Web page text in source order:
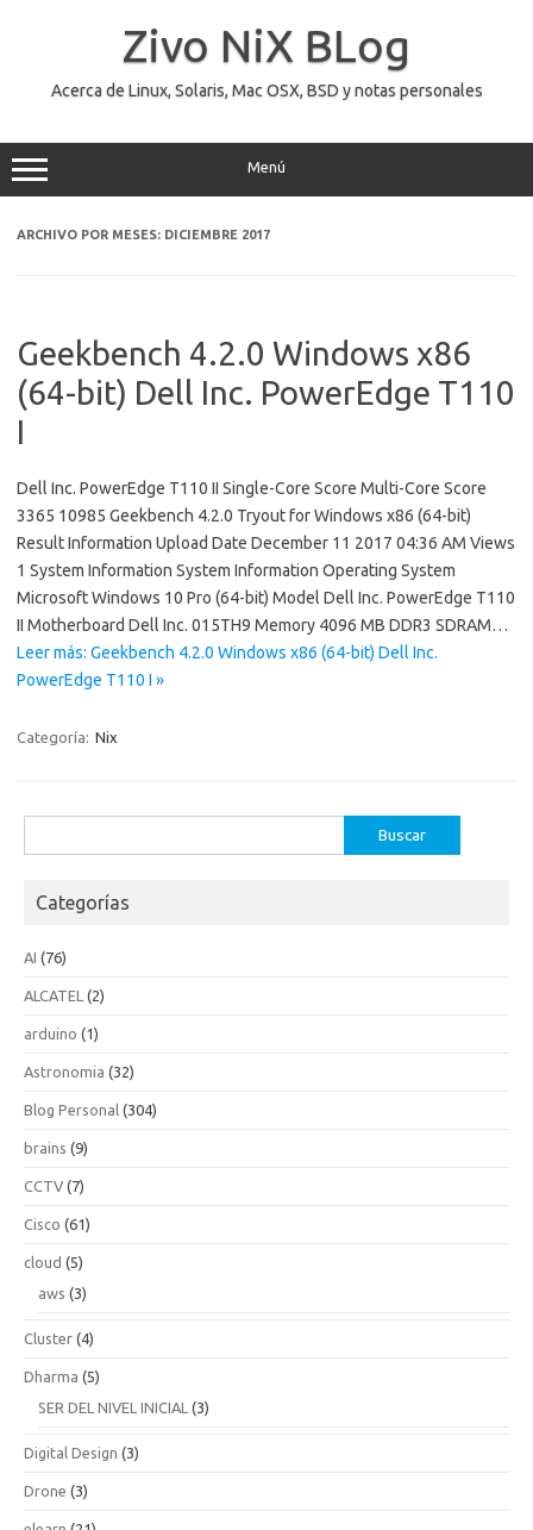
Zivo NiX BLog
Acerca de Linux, Solaris, Mac OSX, BSD y notas personales
Menú
ARCHIVO POR MESES: DICIEMBRE 2017
Geekbench 4.2.0 Windows x86
(64-bit) Dell Inc. PowerEdge T110
I
Dell Inc. PowerEdge T110 II Single-Core Score Multi-Core Score
3365 10985 Geekbench 4.2.0 Tryout for Windows x86 (64-bit)
Result Information Upload Date December 11 2017 04:36 AM Views
1 System Information System Information Operating System
Microsoft Windows 10 Pro (64-bit) Model Dell Inc. PowerEdge T110
II Motherboard Dell Inc. 015TH9 Memory 4096 MB DDR3 SDRAM…
Leer más: Geekbench 4.2.0 Windows x86 (64-bit) Dell Inc.
PowerEdge T110 I »
Categoría: Nix
Categorías
AI (76)
ALCATEL (2)
arduino (1)
Astronomia (32)
Blog Personal (304)
brains (9)
CCTV (7)
Cisco (61)
cloud (5)
aws (3)
Cluster (4)
Dharma (5)
SER DEL NIVEL INICIAL (3)
Digital Design (3)
Drone (3)